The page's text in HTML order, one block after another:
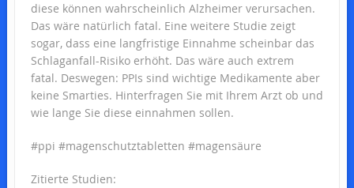
diese können wahrscheinlich Alzheimer verursachen.
Das wäre natürlich fatal. Eine weitere Studie zeigt
sogar, dass eine langfristige Einnahme scheinbar das
Schlaganfall-Risiko erhöht. Das wäre auch extrem
fatal. Deswegen: PPIs sind wichtige Medikamente aber
keine Smarties. Hinterfragen Sie mit Ihrem Arzt ob und
wie lange Sie diese einnahmen sollen.
#ppi #magenschutztabletten #magensäure
Zitierte Studien: